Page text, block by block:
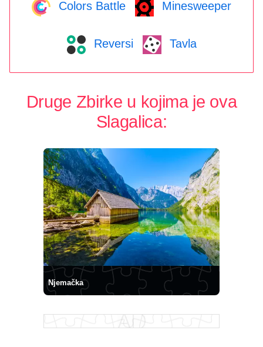
Colors Battle Minesweeper
Reversi Tavla
Druge Zbirke u kojima je ova
Slagalica:
Njemačka